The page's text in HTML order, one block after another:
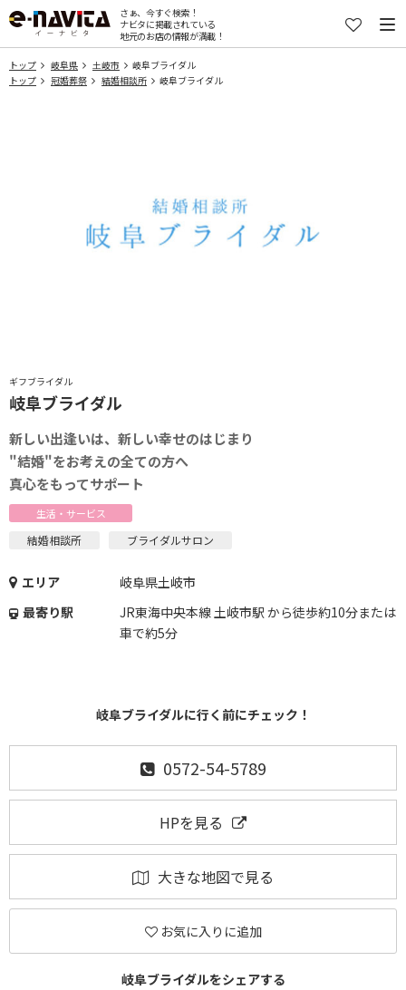
さぁ、今すぐ検索！
ナビタに掲載されている
地元のお店の情報が満載！
トップ 岐阜県 土岐市
岐阜ブライダル
トップ
冠婚葬祭 結婚相談所 岐阜ブライダル
ギフブライダル
岐阜ブライダル
新しい出逢いは、新しい幸せのはじまり
"結婚"をお考えの全ての方へ
真心をもってサポート
生活・サービス
結婚相談所 ブライダルサロン
エリア
岐阜県土岐市
最寄り駅
JR東海中央本線 土岐市駅 から徒歩約10分または
車で約5分
岐阜ブライダルに行く前にチェック！
0572-54-5789
HPを見る
大きな地図で見る
お気に入りに追加
岐阜ブライダルをシェアする